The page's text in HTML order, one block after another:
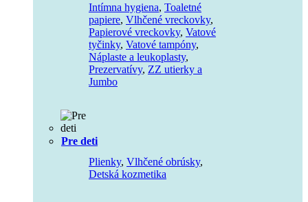
Intímna hygiena, Toaletné
papiere, Vlhčené vreckovky,
Papierové vreckovky, Vatové
tyčinky, Vatové tampóny,
Náplaste a leukoplasty,
Prezervatívy, ZZ utierky a
Jumbo
Pre deti
Plienky, Vlhčené obrúsky,
Detská kozmetika